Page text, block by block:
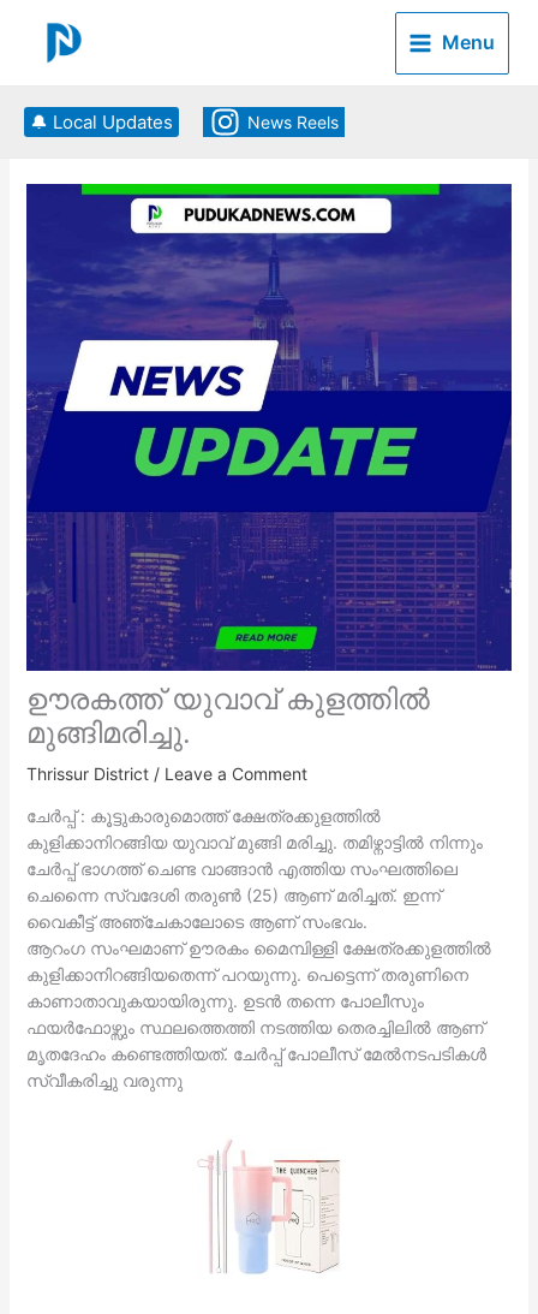
content
Menu
🔔 Local Updates News Reels
ഊരകത്ത് യുവാവ് കുളത്തിൽ
മുങ്ങിമരിച്ചു.
Thrissur District/ Leave a Comment
ചേർപ്പ് : കൂട്ടുകാരുമൊത്ത് ക്ഷേത്രക്കുളത്തിൽ
കുളിക്കാനിറങ്ങിയ യുവാവ് മുങ്ങി മരിച്ചു. തമിഴ്നാട്ടിൽ നിന്നും
ചേർപ്പ് ഭാഗത്ത് ചെണ്ട വാങ്ങാൻ എത്തിയ സംഘത്തിലെ
ചെന്നൈ സ്വദേശി തരുൺ (25) ആണ് മരിച്ചത്. ഇന്ന്
വൈകീട്ട് അഞ്ചേകാലോടെ ആണ് സംഭവം.
ആറംഗ സംഘമാണ് ഊരകം മൈമ്പിള്ളി ക്ഷേത്രക്കുളത്തിൽ
കുളിക്കാനിറങ്ങിയതെന്ന് പറയുന്നു. പെട്ടെന്ന് തരുണിനെ
കാണാതാവുകയായിരുന്നു. ഉടൻ തന്നെ പോലീസും
ഫയർഫോഴ്സും സ്ഥലത്തെത്തി നടത്തിയ തെരച്ചിലിൽ ആണ്
മൃതദേഹം കണ്ടെത്തിയത്. ചേർപ്പ് പോലീസ് മേൽനടപടികൾ
സ്വീകരിച്ചു വരുന്നു